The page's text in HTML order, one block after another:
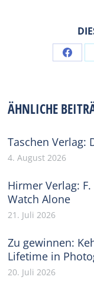
Share
ÄHNLICHE
Taschen Verlag:
4. August 2026
Hirmer Verlag: F.
Watch Alone
21. Juli 2026
Zu gewinnen:
Lifetime in
20. Juli 2026